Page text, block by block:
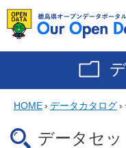
HOME› データカタログ›
データセ